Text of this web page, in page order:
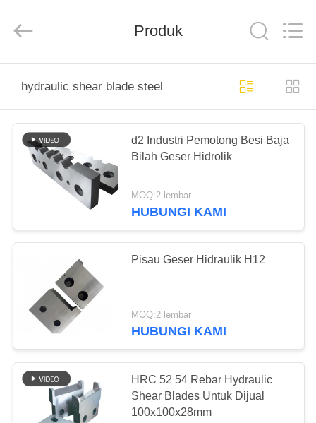
PRODUK
VIDEO
TENTANG
KAMI
PABRIK
KONTROL
KUALITAS
BERITA
Produk
hydraulic shear blade steel
d2 Industri Pemotong Besi Baja
Bilah Geser Hidrolik
MOQ:2 lembar
HUBUNGI KAMI
Pisau Geser Hidraulik H12
MOQ:2 lembar
HUBUNGI KAMI
HRC 52 54 Rebar Hydraulic
Shear Blades Untuk Dijual
100x100x28mm